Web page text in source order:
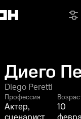
Диего
Diego Peretti
Профессия
Актер,
10